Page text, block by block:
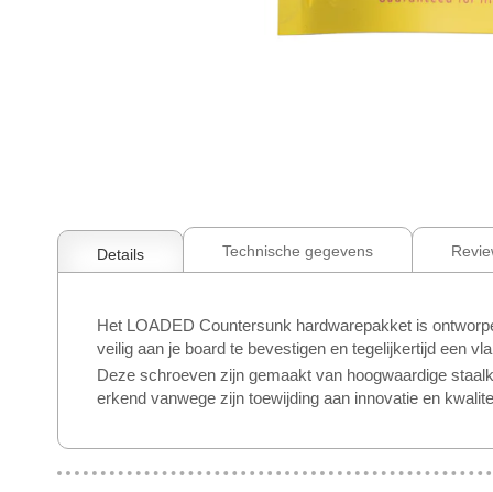
gallerij
Details
Het LOADED Countersunk hardwarepakket is
veilig aan je board te bevestigen en tegelijkertijd een
Deze schroeven zijn gemaakt van hoogwaardige
erkend vanwege zijn toewijding aan innovatie en
Technische gegevens